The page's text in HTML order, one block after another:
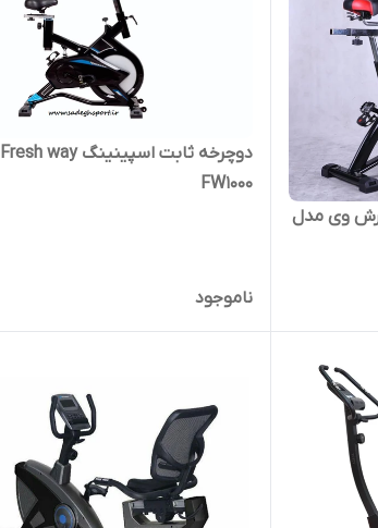
وی مدل
دوچرخه ثابت اسپینینگ Fresh way
FW1000
ناموجود